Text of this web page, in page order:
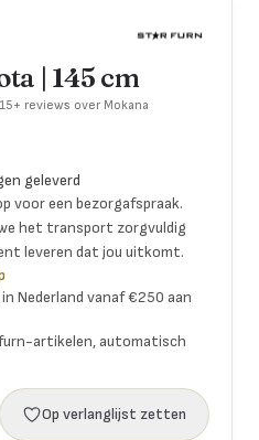
| 145 cm
reviews over Mokana
geleverd
voor een bezorgafspraak.
het transport zorgvuldig
leveren dat jou uitkomt.
Nederland vanaf €250 aan
artikelen, automatisch
Op verlanglijst zetten